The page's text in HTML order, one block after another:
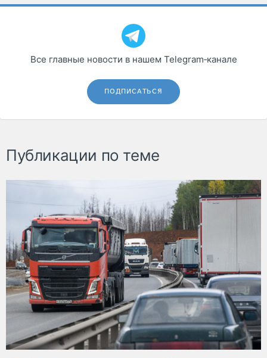
Все главные новости в нашем Telegram‑канале
ПОДПИСАТЬСЯ
Публикации по теме